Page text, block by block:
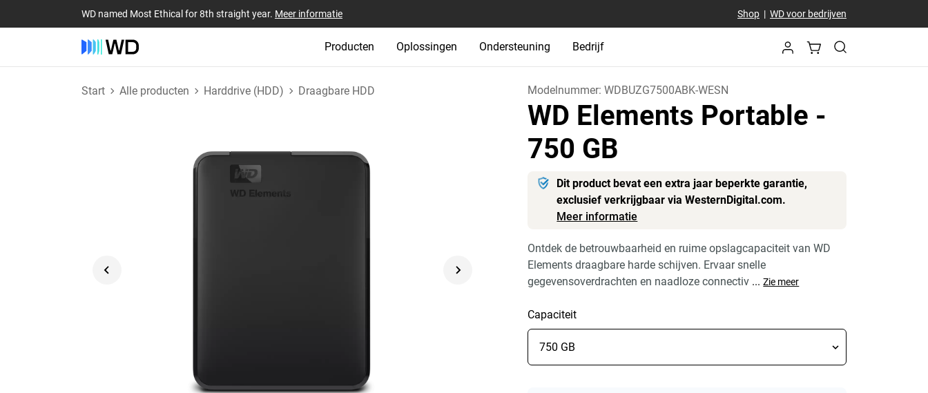
WD named Most Ethical for 8th straight year. Meer informatie Shop| WD voor bedrijven
Producten Oplossingen Ondersteuning Bedrijf
Start Alle producten Harddrive (HDD) Draagbare HDD Modelnummer:WDBUZG7500ABK-WESN
WD Elements Portable -
750 GB
Dit product bevat een extra jaar beperkte garantie,
exclusief verkrijgbaar via WesternDigital.com.
Meer informatie
Ontdek de betrouwbaarheid en ruime opslagcapaciteit van WD
Elements draagbare harde schijven. Ervaar snelle
gegevensoverdrachten en naadloze connectiv ... Zie meer
Capaciteit